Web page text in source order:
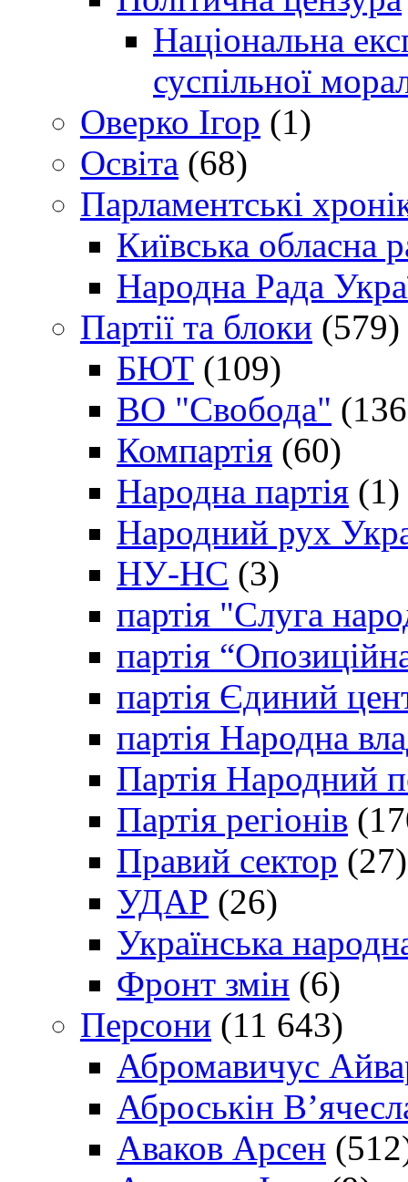
Національна
суспільної
Оверко Ігор (1)
Освіта (68)
Парламентські
Київська обласна
Народна Рада
Партії та блоки (579)
БЮТ (109)
ВО "Свобода"
Компартія (60)
Народна партія (1)
Народний рух
НУ-НС (3)
партія "Слуга
партія
партія Єдиний
партія Народна
Партія Народний
Партія регіонів
Правий сектор (27)
УДАР (26)
Українська
Фронт змін (6)
Персони (11 643)
Абромавичус
Аброськін
Аваков Арсен